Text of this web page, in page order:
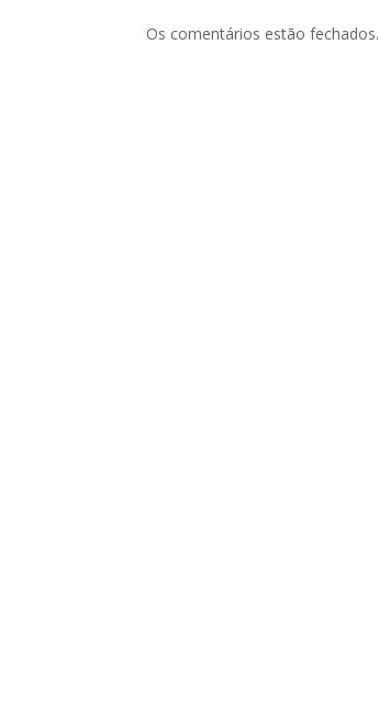
Os comentários estão fechados.